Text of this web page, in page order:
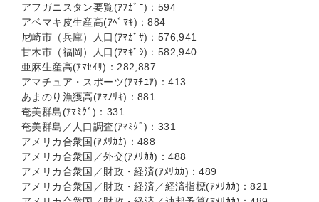
アフガニスタン要覧(ｱﾌｶﾞﾆ)：594
アベマキ皮生産高(ｱﾍﾞﾏｷ)：884
尼崎市（兵庫）人口(ｱﾏｶﾞｻ)：576,941
甘木市（福岡）人口(ｱﾏｷﾞｼ)：582,940
亜麻生産高(ｱﾏｾｲｻ)：282,887
アマチュア・スポーツ(ｱﾏﾁﾕｱ)：413
あまのり漁獲高(ｱﾏﾉﾘｷ)：881
奄美群島(ｱﾏﾐｸﾞ)：331
奄美群島／人口調査(ｱﾏﾐｸﾞ)：331
アメリカ合衆国(ｱﾒﾘｶｶ)：488
アメリカ合衆国／外交(ｱﾒﾘｶｶ)：488
アメリカ合衆国／財政・経済(ｱﾒﾘｶｶ)：489
アメリカ合衆国／財政・経済／経済指標(ｱﾒﾘｶｶ)：821